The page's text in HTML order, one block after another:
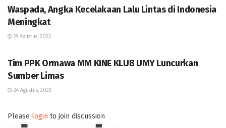
Waspada, Angka Kecelakaan Lalu Lintas di Indonesia
Meningkat
29 Agustus, 2023
Tim PPK Ormawa MM KINE KLUB UMY Luncurkan
Sumber Limas
24 Agustus, 2023
Please login to join discussion